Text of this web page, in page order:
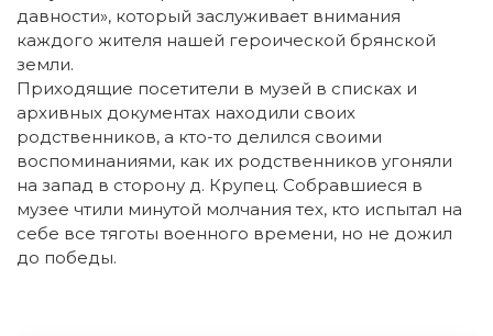
давности», который заслуживает внимания
каждого жителя нашей героической брянской
земли.
Приходящие посетители в музей в списках и
архивных документах находили своих
родственников, а кто-то делился своими
воспоминаниями, как их родственников угоняли
на запад в сторону д. Крупец. Собравшиеся в
музее чтили минутой молчания тех, кто испытал на
себе все тяготы военного времени, но не дожил
до победы.